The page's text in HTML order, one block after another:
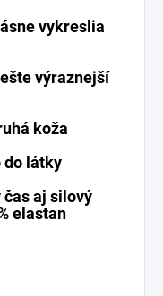
vykreslia
výraznejší
koža
do látky
aj silový
elastan